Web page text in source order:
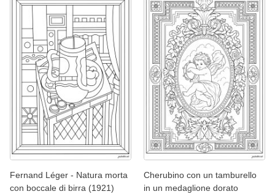
Fernand Léger - Natura morta
con boccale di birra (1921)
Cherubino con un tamburello
in un medaglione dorato